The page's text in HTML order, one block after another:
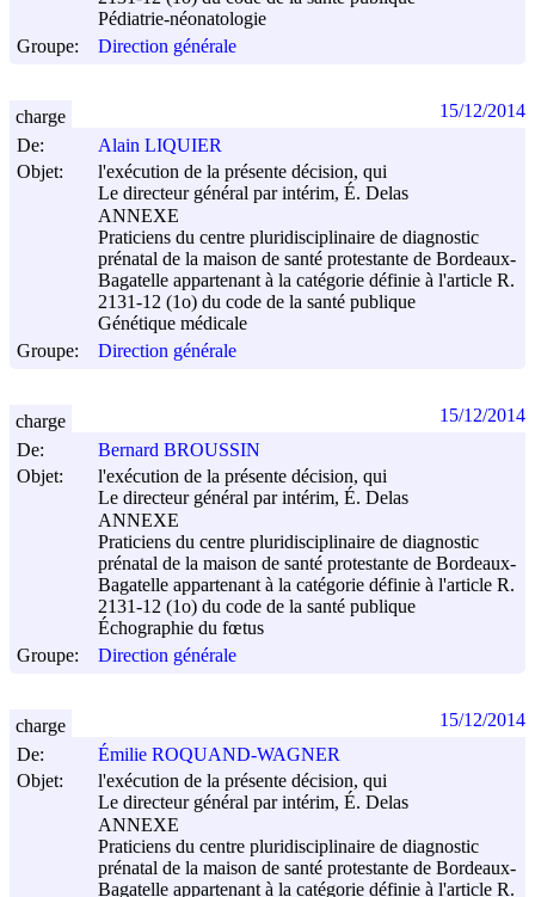
Pédiatrie-néonatologie
Groupe:
Direction générale
De:
Alain LIQUIER
Objet:
l'exécution de la présente décision, qui
Le directeur général par intérim, É. Delas
ANNEXE
Praticiens du centre pluridisciplinaire de diagnostic
prénatal de la maison de santé protestante de Bordeaux-
Bagatelle appartenant à la catégorie définie à l'article R.
2131-12 (1o) du code de la santé publique
Génétique médicale
Groupe:
Direction générale
charge 15/12/2014
De:
Bernard BROUSSIN
Objet:
l'exécution de la présente décision, qui
Le directeur général par intérim, É. Delas
ANNEXE
Praticiens du centre pluridisciplinaire de diagnostic
prénatal de la maison de santé protestante de Bordeaux-
Bagatelle appartenant à la catégorie définie à l'article R.
2131-12 (1o) du code de la santé publique
Échographie du fœtus
Groupe:
Direction générale
charge 15/12/2014
De:
Émilie ROQUAND-WAGNER
Objet:
l'exécution de la présente décision, qui
Le directeur général par intérim, É. Delas
ANNEXE
Praticiens du centre pluridisciplinaire de diagnostic
prénatal de la maison de santé protestante de Bordeaux-
Bagatelle appartenant à la catégorie définie à l'article R.
charge 15/12/2014